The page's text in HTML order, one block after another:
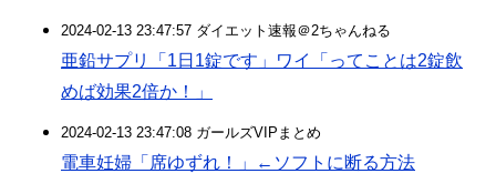
2024-02-13 23:47:57 ダイエット速報＠2ちゃんねる
亜鉛サプリ「1日1錠です」ワイ「ってことは2錠飲
めば効果2倍か！」
2024-02-13 23:47:08 ガールズVIPまとめ
電車妊婦「席ゆずれ！」←ソフトに断る方法